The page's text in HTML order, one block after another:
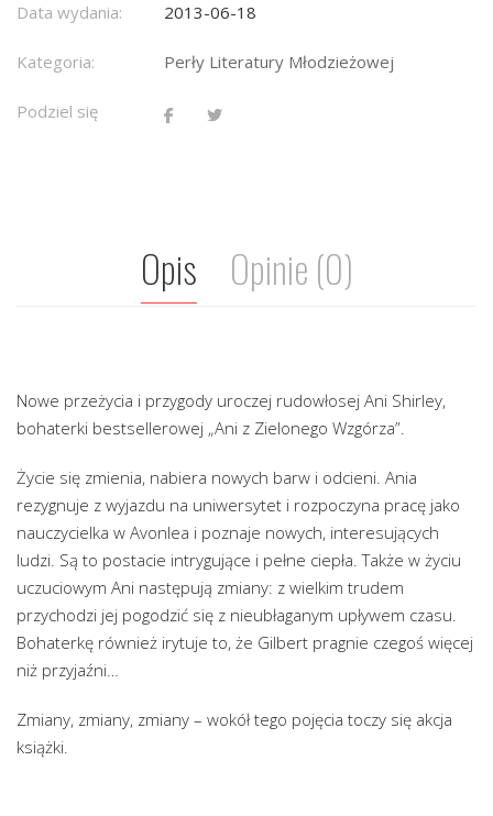
Data wydania: 2013-06-18
Kategoria: Perły Literatury Młodzieżowej
Podziel się
Opis Opinie (0)
Nowe przeżycia i przygody uroczej rudowłosej Ani Shirley,
bohaterki bestsellerowej „Ani z Zielonego Wzgórza”.
Życie się zmienia, nabiera nowych barw i odcieni. Ania
rezygnuje z wyjazdu na uniwersytet i rozpoczyna pracę jako
nauczycielka w Avonlea i poznaje nowych, interesujących
ludzi. Są to postacie intrygujące i pełne ciepła. Także w życiu
uczuciowym Ani następują zmiany: z wielkim trudem
przychodzi jej pogodzić się z nieubłaganym upływem czasu.
Bohaterkę również irytuje to, że Gilbert pragnie czegoś więcej
niż przyjaźni…
Zmiany, zmiany, zmiany – wokół tego pojęcia toczy się akcja
książki.